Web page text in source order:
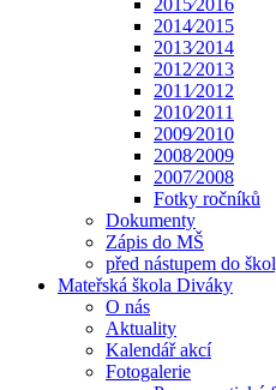
2015⁄2016
2014⁄2015
2013⁄2014
2012⁄2013
2011⁄2012
2010⁄2011
2009⁄2010
2008⁄2009
2007⁄2008
Fotky ročníků
Dokumenty
Zápis do MŠ
před nástupem do
Mateřská škola Diváky
O nás
Aktuality
Kalendář akcí
Fotogalerie